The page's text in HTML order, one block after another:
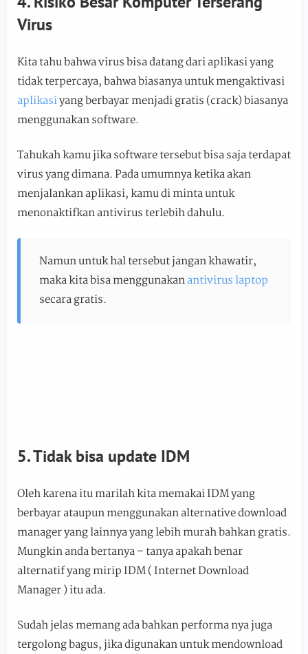
Virus
Kita tahu bahwa virus bisa datang dari aplikasi yang
tidak terpercaya, bahwa biasanya untuk mengaktivasi
aplikasiyang berbayar menjadi gratis (crack) biasanya
menggunakan software.
Tahukah kamu jika software tersebut bisa saja terdapat
virus yang dimana. Pada umumnya ketika akan
menjalankan aplikasi, kamu di minta untuk
menonaktifkan antivirus terlebih dahulu.
Namun untuk hal tersebut jangan khawatir,
maka kita bisa menggunakanantivirus laptop
secara gratis.
5. Tidak bisa update IDM
Oleh karena itu marilah kita memakai IDM yang
berbayar ataupun menggunakan alternative download
manager yang lainnya yang lebih murah bahkan gratis.
Mungkin anda bertanya – tanya apakah benar
alternatif yang mirip IDM ( Internet Download
Manager ) itu ada.
Sudah jelas memang ada bahkan performa nya juga
tergolong bagus, jika digunakan untuk mendownload